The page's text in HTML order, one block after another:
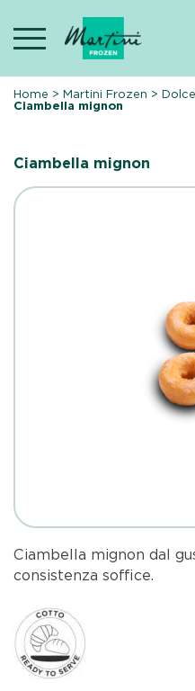
content
Home >Martini Frozen >Dolce
Ciambella mignon
Ciambella mignon
Ciambella mignon dal
consistenza soffice.